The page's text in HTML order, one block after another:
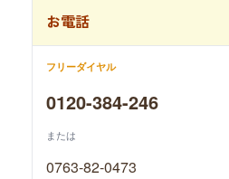
お電話
フリーダイヤル
0120-384-246
または
0763-82-0473